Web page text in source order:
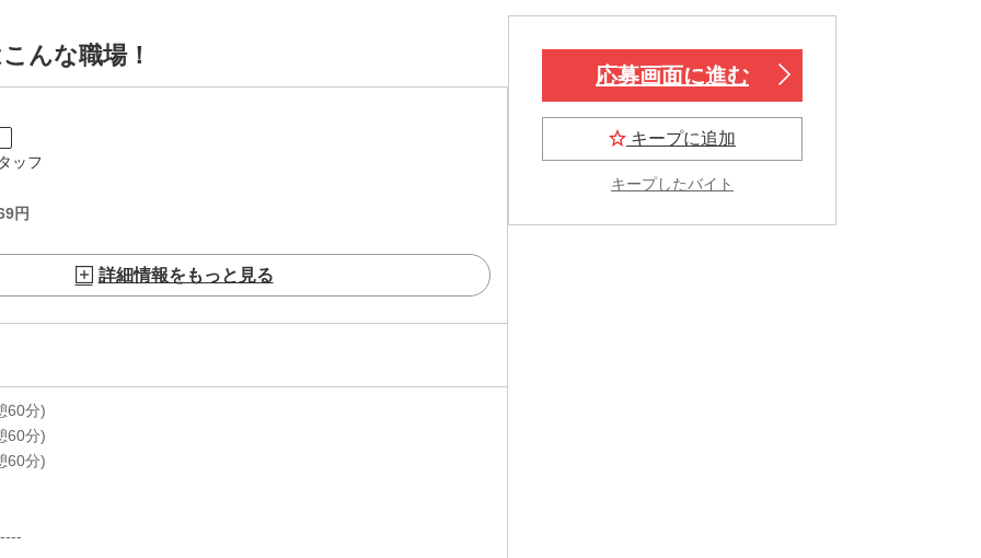
んな職場！
ッフ
円
詳細情報をもっと見る
60分)
60分)
60分)
応募画面に進む
キープに追加
キープしたバイト